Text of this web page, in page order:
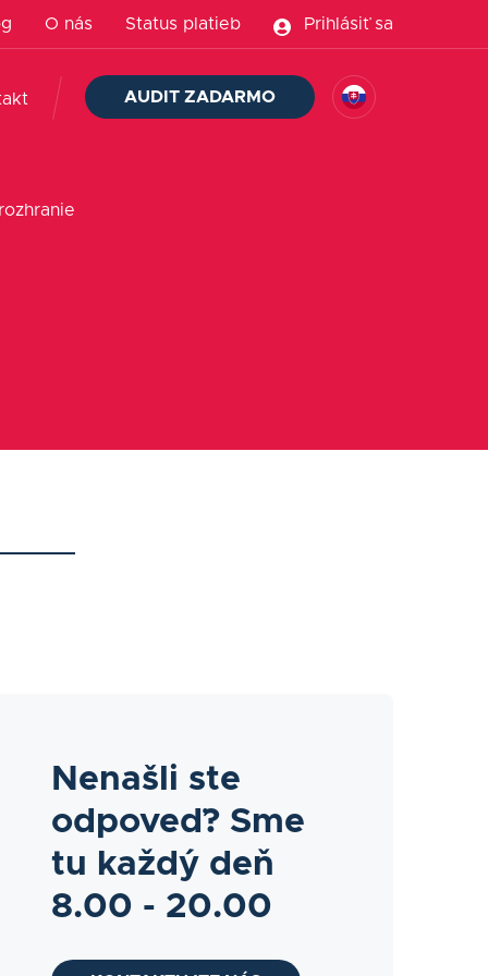
Prihlásiť sa
Status platieb
O nás
AUDIT ZADARMO
Nenašli ste
odpoveď? Sme
tu každý deň
8.00 - 20.00